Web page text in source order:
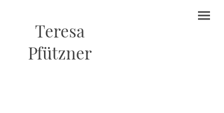
Teresa
Pfützner